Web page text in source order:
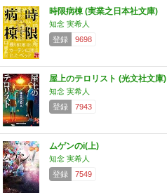
時限病棟 (実業之日本社文庫)
知念 実希人
登録
9698
屋上のテロリスト (光文社文庫)
知念 実希人
登録
7943
ムゲンのi(上)
知念 実希人
登録
7549